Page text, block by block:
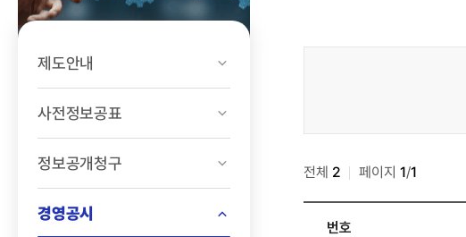
제도안내
사전정보공표
정보공개청구
경영공시
환경정보
전체 2 페이지 1/1
번호